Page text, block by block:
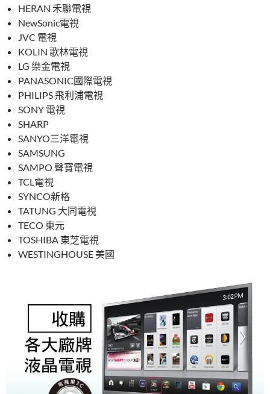
HERAN 禾聯電視
NewSonic電視
JVC 電視
KOLIN 歌林電視
LG 樂金電視
PANASONIC國際電視
PHILIPS 飛利浦電視
SONY 電視
SHARP
SANYO三洋電視
SAMSUNG
SAMPO 聲寶電視
TCL電視
SYNCO新格
TATUNG 大同電視
TECO 東元
TOSHIBA 東芝電視
WESTINGHOUSE 美國